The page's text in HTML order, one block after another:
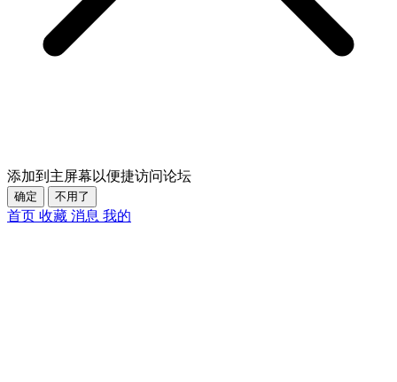
添加到主屏幕以便捷访问论坛
确定 不用了
首页 收藏 消息 我的